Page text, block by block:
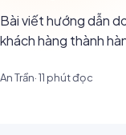
Bài viết hướng dẫn
khách hàng thành
An Trần·11 phút đọc